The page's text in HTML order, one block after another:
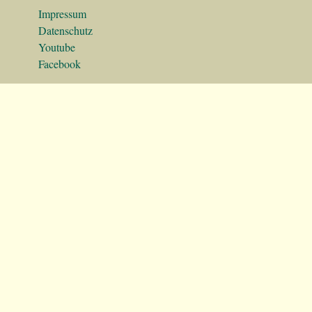
Impressum
Datenschutz
Youtube
Facebook